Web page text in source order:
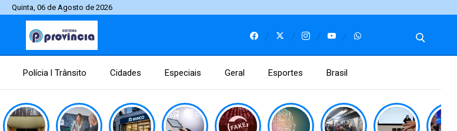
Quinta, 06 de Agosto de 2026
Polícia l Trânsito Cidades Especiais Geral Esportes Brasil